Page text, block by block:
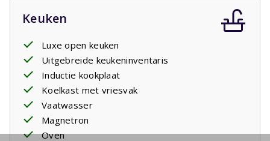
Keuken
Luxe open keuken
Uitgebreide keukeninventaris
Inductie kookplaat
Koelkast met vriesvak
Vaatwasser
Magnetron
Oven